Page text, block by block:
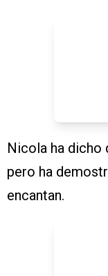
Nicola ha dicho
pero ha
encantan.